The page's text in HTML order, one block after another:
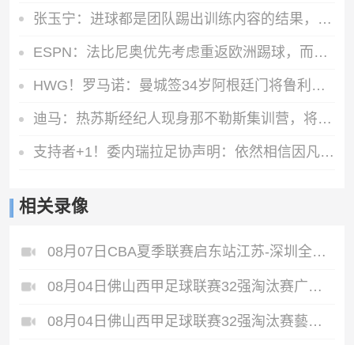
张玉宁：进球都是团队踢出训练内容的结果，祝贺蒋子承完成首秀
ESPN：法比尼奥优先考虑重返欧洲踢球，而不是回到祖国巴西
HWG！罗马诺：曼城签34岁阿根廷门将鲁利达协议，合同2+1
迪马：热苏斯经纪人现身那不勒斯集训营，将商谈球员转会可能性
支持者+1！委内瑞拉足协声明：依然相信因凡蒂诺有能力领导FIFA
相关录像
08月07日CBA夏季联赛启东站江苏-深圳全场录像
08月04日佛山西甲足球联赛32强淘汰赛广东西南建设VS香港圣徒全场录像
08月04日佛山西甲足球联赛32强淘汰赛藝品高國際VS湛江狂狼·粵辉能源全场录像